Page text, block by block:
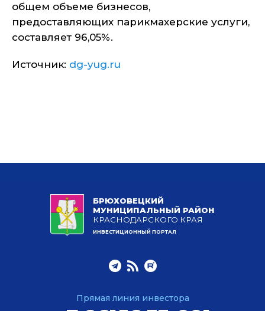
общем объеме бизнесов,
предоставляющих парикмахерские услуги,
составляет 96,05%.
Источник: dg-yug.ru
БРЮХОВЕЦКИЙ
МУНИЦИПАЛЬНЫЙ РАЙОН
КРАСНОДАРСКОГО КРАЯ
ИНВЕСТИЦИОННЫЙ ПОРТАЛ
Прямая линия инвестора